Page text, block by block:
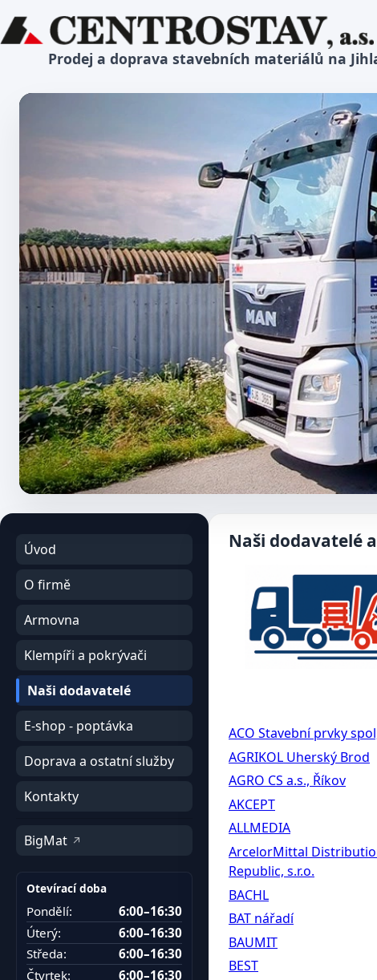
Prodej a doprava stavebních materiálů na
Úvod
O firmě
Armovna
Klempíři a pokrývači
Naši dodavatelé
E-shop - poptávka
Doprava a ostatní služby
Kontakty
BigMat
Otevírací doba
Pondělí:
6:00–16:30
Úterý:
6:00–16:30
Středa:
6:00–16:30
Čtvrtek:
6:00–16:30
Naši dodavatelé
ACO Stavební prvky
AGRIKOL Uherský Brod
AGRO CS a.s., Říkov
AKCEPT
ALLMEDIA
ArcelorMittal
Republic, s.r.o.
BACHL
BAT nářadí
BAUMIT
BEST